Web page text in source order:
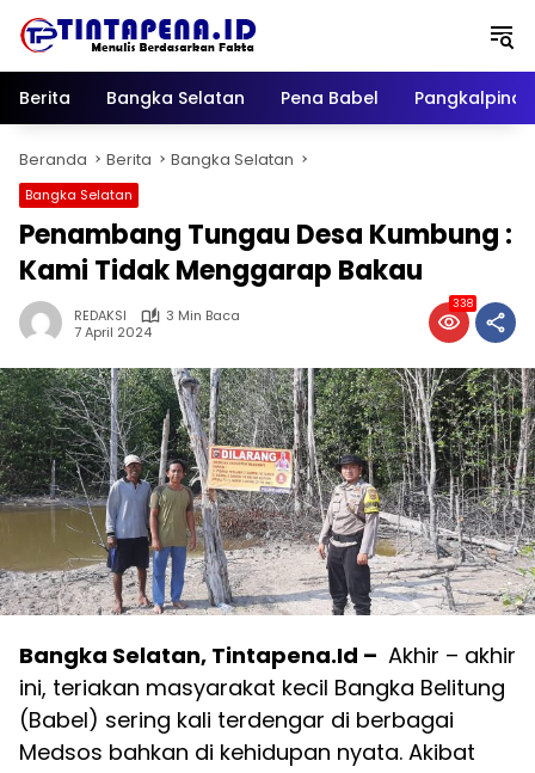
Berita
Bangka Selatan Pena Babel
Beranda Berita Bangka Selatan
Bangka Selatan
Penambang Tungau Desa Kumbung :
Kami Tidak Menggarap Bakau
REDAKSI
3 Min Baca
7 April 2024
338
Bangka Selatan, Tintapena.Id – Akhir – akhir
ini, teriakan masyarakat kecil Bangka Belitung
(Babel) sering kali terdengar di berbagai
Medsos bahkan di kehidupan nyata. Akibat